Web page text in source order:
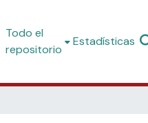
Todo el
repositorio
Estadísticas